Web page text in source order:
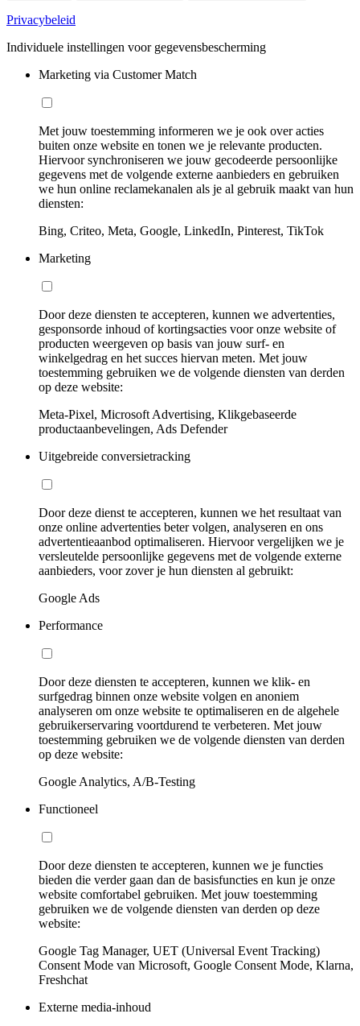
Privacybeleid
Individuele instellingen voor gegevensbescherming
Marketing via Customer Match
Met jouw toestemming informeren we je ook over acties
buiten onze website en tonen we je relevante producten.
Hiervoor synchroniseren we jouw gecodeerde persoonlijke
gegevens met de volgende externe aanbieders en gebruiken
we hun online reclamekanalen als je al gebruik maakt van hun
diensten:
Bing, Criteo, Meta, Google, LinkedIn, Pinterest, TikTok
Marketing
Door deze diensten te accepteren, kunnen we advertenties,
gesponsorde inhoud of kortingsacties voor onze website of
producten weergeven op basis van jouw surf- en
winkelgedrag en het succes hiervan meten. Met jouw
toestemming gebruiken we de volgende diensten van derden
op deze website:
Meta-Pixel, Microsoft Advertising, Klikgebaseerde
productaanbevelingen, Ads Defender
Uitgebreide conversietracking
Door deze dienst te accepteren, kunnen we het resultaat van
onze online advertenties beter volgen, analyseren en ons
advertentieaanbod optimaliseren. Hiervoor vergelijken we je
versleutelde persoonlijke gegevens met de volgende externe
aanbieders, voor zover je hun diensten al gebruikt:
Google Ads
Performance
Door deze diensten te accepteren, kunnen we klik- en
surfgedrag binnen onze website volgen en anoniem
analyseren om onze website te optimaliseren en de algehele
gebruikerservaring voortdurend te verbeteren. Met jouw
toestemming gebruiken we de volgende diensten van derden
op deze website:
Google Analytics, A/B-Testing
Functioneel
Door deze diensten te accepteren, kunnen we je functies
bieden die verder gaan dan de basisfuncties en kun je onze
website comfortabel gebruiken. Met jouw toestemming
gebruiken we de volgende diensten van derden op deze
website:
Google Tag Manager, UET (Universal Event Tracking)
Consent Mode van Microsoft, Google Consent Mode, Klarna,
Freshchat
Externe media-inhoud